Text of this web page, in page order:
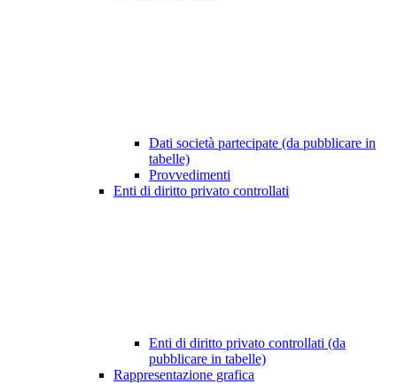
Dati società partecipate (da pubblicare in
tabelle)
Provvedimenti
Enti di diritto privato controllati
Enti di diritto privato controllati (da
pubblicare in tabelle)
Rappresentazione grafica